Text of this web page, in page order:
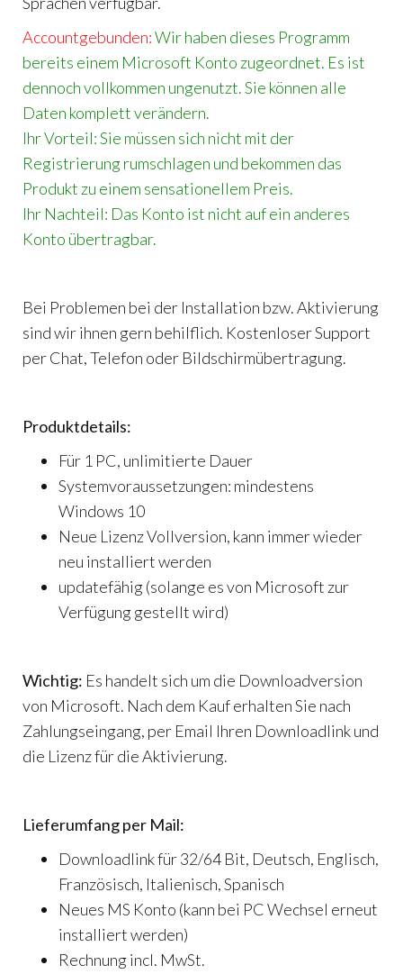
Accountgebunden:Wir haben dieses Programm
bereits einem Microsoft Konto zugeordnet. Es ist
dennoch vollkommen ungenutzt. Sie können alle
Daten komplett verändern.
Ihr Vorteil: Sie müssen sich nicht mit der
Registrierung rumschlagen und bekommen das
Produkt zu einem sensationellem Preis.
Ihr Nachteil: Das Konto ist nicht auf ein anderes
Konto übertragbar.
Bei Problemen bei der Installation bzw. Aktivierung
sind wir ihnen gern behilflich. Kostenloser Support
per Chat, Telefon oder Bildschirmübertragung.
Produktdetails:
Für 1 PC, unlimitierte Dauer
Systemvoraussetzungen: mindestens
Windows 10
Neue Lizenz Vollversion, kann immer wieder
neu installiert werden
updatefähig (solange es von Microsoft zur
Verfügung gestellt wird)
Wichtig: Es handelt sich um die Downloadversion
von Microsoft. Nach dem Kauf erhalten Sie nach
Zahlungseingang, per Email Ihren Downloadlink und
die Lizenz für die Aktivierung.
Lieferumfang per Mail:
Downloadlink für 32/64 Bit, Deutsch, Englisch,
Französisch, Italienisch, Spanisch
Neues MS Konto (kann bei PC Wechsel erneut
installiert werden)
Rechnung incl. MwSt.